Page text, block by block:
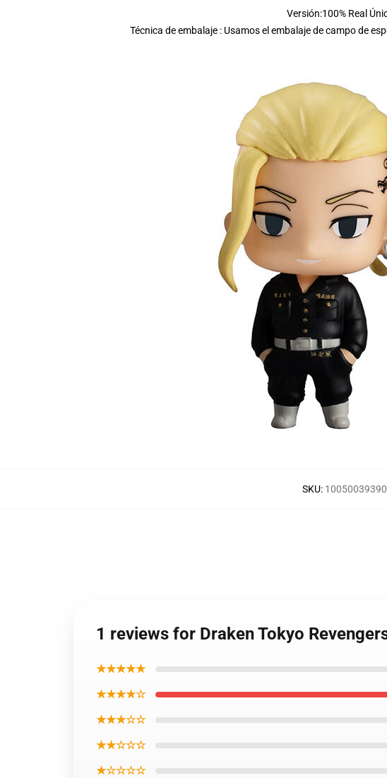
Versión:100% Real
Técnica de embalaje : Usamos el embalaje de campo de
SKU:
1 reviews for Draken Tokyo
★★★★★
★★★★☆
★★★☆☆
★★☆☆☆
★☆☆☆☆